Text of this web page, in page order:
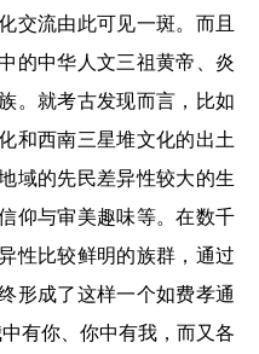
交流由此可见一斑。而且
的中华人文三祖黄帝、炎
。就考古发现而言，比如
和西南三星堆文化的出土
域的先民差异性较大的生
仰与审美趣味等。在数千
性比较鲜明的族群，通过
形成了这样一个如费孝通
有你、你中有我，而又各